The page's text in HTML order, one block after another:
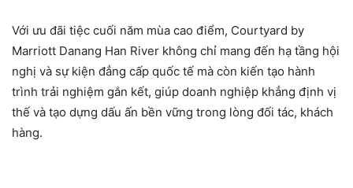
Với ưu đãi tiệc cuối năm mùa cao điểm, Courtyard by
Marriott Danang Han River không chỉ mang đến hạ tầng hội
nghị và sự kiện đẳng cấp quốc tế mà còn kiến tạo hành
trình trải nghiệm gắn kết, giúp doanh nghiệp khẳng định vị
thế và tạo dựng dấu ấn bền vững trong lòng đối tác, khách
hàng.